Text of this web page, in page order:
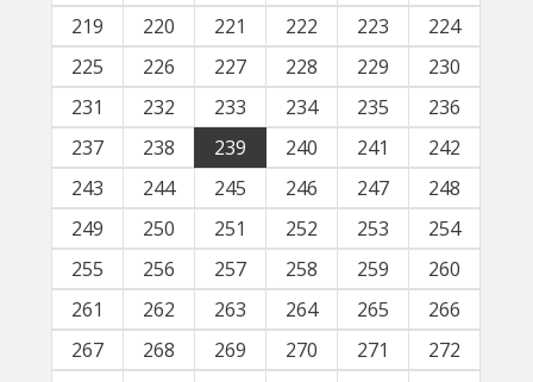
219
220 221 222 223
224
225
226 227 228 229
230
231
232 233 234 235
236
237
238 239 240 241
242
243
244 245 246 247
248
249
250 251 252 253
254
255
256 257 258 259
260
261
262 263 264 265
266
267
268 269 270 271
272